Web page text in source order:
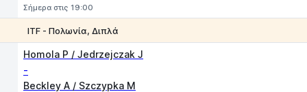
Σήμερα στις 19:00
ITF - Πολωνία, Διπλά
Homola P / Jedrzejczak J
-
Beckley A / Szczypka M